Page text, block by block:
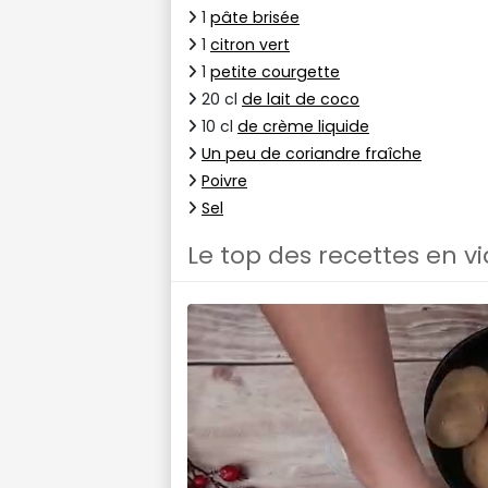
1 pâte brisée
1 citron vert
1 petite courgette
20 cl de lait de coco
10 cl de crème liquide
Un peu de coriandre fraîche
Poivre
Sel
Le top des recettes en